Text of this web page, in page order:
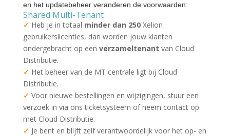
en het updatebeheer veranderen de voorwaarden:
Shared Multi-Tenant
✓ Heb je in totaal minder dan 250Xelion
gebruikerslicenties, dan worden jouw klanten
ondergebracht op een verzameltenant van Cloud
Distributie.
✓ Het beheer van de MT centrale ligt bij Cloud
Distributie.
✓ Voor nieuwe bestellingen en wijzigingen, stuur een
verzoek in via ons ticketsysteem of neem contact op
met Cloud Distributie.
✓ Je bent en blijft zelf verantwoordelijk voor het op- en